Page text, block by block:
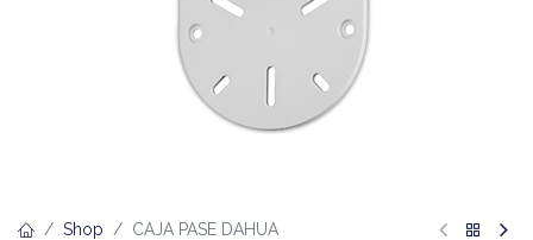
Shop CAJA PASE DAHUA